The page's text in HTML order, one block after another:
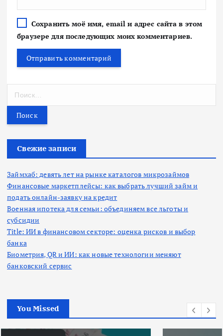
Сохранить моё имя, email и адрес сайта в этом
браузере для последующих моих комментариев.
т
Свежие записи
Займхаб: девять лет на рынке каталогов микрозаймов
Финансовые маркетплейсы: как выбрать лучший займ и
подать онлайн-заявку на кредит
Военная ипотека для семьи: объединяем все льготы и
субсидии
Title: ИИ в финансовом секторе: оценка рисков и выбор
банка
Биометрия, QR и ИИ: как новые технологии меняют
банковский сервис
You Missed